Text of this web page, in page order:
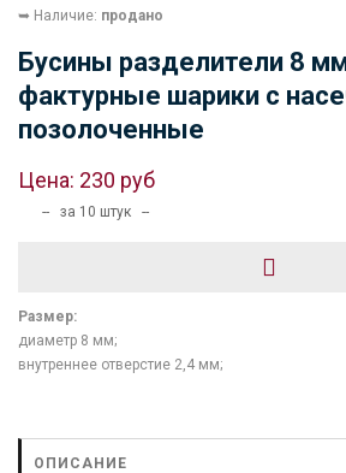
➥ Наличие: продано
Бусины разделители 8
фактурные шарики с
позолоченные
Цена: 230 руб
-- за 10 штук --
Размер:
диаметр 8 мм;
внутреннее отверстие 2,4 мм;
ОПИСАНИЕ